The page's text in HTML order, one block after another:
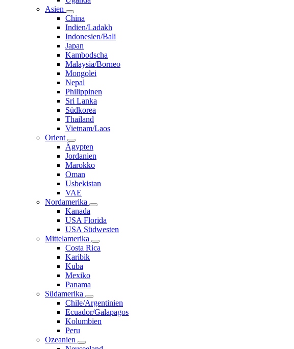
Asien
China
Indien/Ladakh
Indonesien/Bali
Japan
Kambodscha
Malaysia/Borneo
Mongolei
Nepal
Philippinen
Sri Lanka
Südkorea
Thailand
Vietnam/Laos
Orient
Ägypten
Jordanien
Marokko
Oman
Usbekistan
VAE
Nordamerika
Kanada
USA Florida
USA Südwesten
Mittelamerika
Costa Rica
Karibik
Kuba
Mexiko
Panama
Südamerika
Chile/Argentinien
Ecuador/Galapagos
Kolumbien
Peru
Ozeanien